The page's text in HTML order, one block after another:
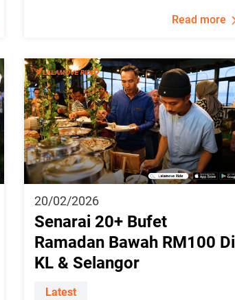
Read more
20/02/2026
Senarai 20+ Bufet
Ramadan Bawah RM100 Di
KL & Selangor
Latest